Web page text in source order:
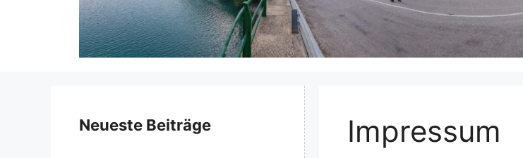
Impressum
Neueste Beiträge